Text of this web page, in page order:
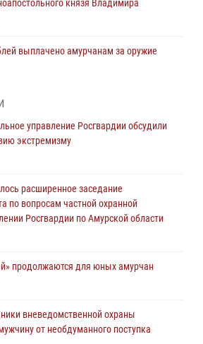
князя Владимира
выплачено амурчанам за оружие
в период с 20 по 26 июля 2026 года
условиях поступления на службу в
по вопросам частной охранной
Росгвардии по Амурской области
управление Росгвардии обсудили
экстремизму
расширенное заседание
по вопросам частной охранной
Росгвардии по Амурской области
продолжаются для юных амурчан
вневедомственной охраны
от необдуманного поступка